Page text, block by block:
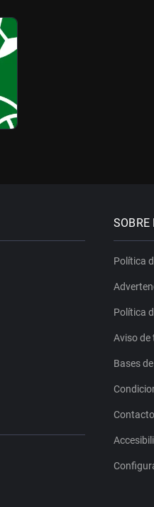
SOBRE
Política
Política
Aviso de
Bases
Contacto